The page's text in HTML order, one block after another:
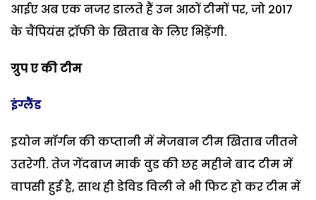
आईए अब एक नजर डालते हैं उन आठों टीमों पर, जो 2017
के चैंपियंस ट्रॉफी के खिताब के लिए भिड़ेंगी.
ग्रुप ए की टीम
इंग्लैंड
इयोन मॉर्गन की कप्तानी में मेजबान टीम खिताब जीतने
उतरेगी. तेज गेंदबाज मार्क वुड की छह महीने बाद टीम में
वापसी हुई है, साथ ही डेविड विली ने भी फिट हो कर टीम में